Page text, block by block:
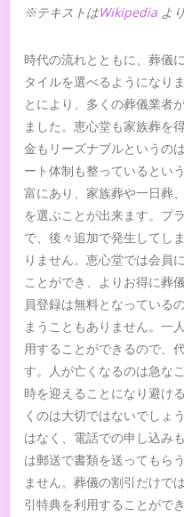
※テキストはWikipedia よ
時代の流れとともに、葬儀
タイルを選べるようになり
とにより、多くの葬儀業者
ました。恵心堂も家族葬を
金もリーズナブルというの
ート体制も整っているとい
富にあり、家族葬や一日葬
を選ぶことが出来ます。プ
で、後々追加で発生してし
りません。恵心堂では会員
ことができ、よりお得に葬
員登録は無料となっている
まうこともありません。一
用することができるので、
す。人が亡くなるのは急な
時を迎えることになり避け
くのは大切ではないでしょ
はなく、電話での申し込み
は郵送で書類を送ってもら
ません。葬儀の割引だけで
引特典を利用することがで